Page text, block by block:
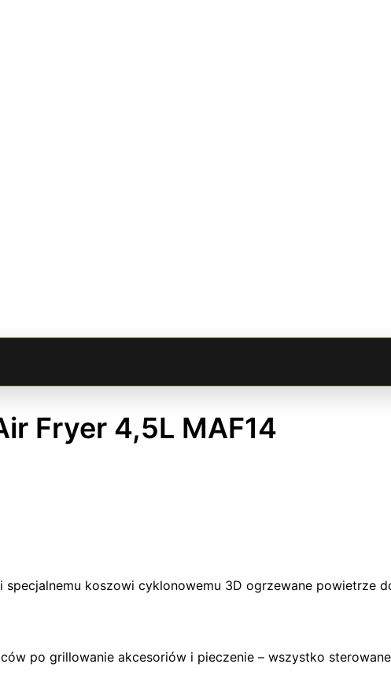
Fryer 4,5L MAF14
koszowi cyklonowemu 3D ogrzewane powietrze
po grillowanie akcesoriów i pieczenie – wszystko